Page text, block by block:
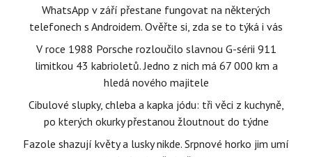
WhatsApp v září přestane fungovat na některých
telefonech s Androidem. Ověřte si, zda se to týká i vás
V roce 1988 Porsche rozloučilo slavnou G-sérii 911
limitkou 43 kabrioletů. Jedno z nich má 67 000 km a
hledá nového majitele
Cibulové slupky, chleba a kapka jódu: tři věci z kuchyně,
po kterých okurky přestanou žloutnout do týdne
Fazole shazují květy a lusky nikde. Srpnové horko jim umí